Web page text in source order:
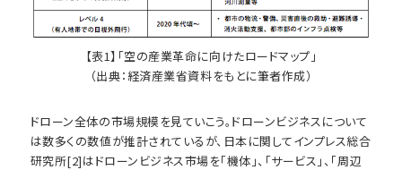
【表1】「空の産業革命に向けたロードマップ」
（出典：経済産業省資料をもとに筆者作成）
ドローン全体の市場規模を見ていこう。ドローンビジネスについて
は数多くの数値が推計されているが、日本に関してインプレス総合
研究所[2]はドローンビジネス市場を「機体」、「サービス」、「周辺